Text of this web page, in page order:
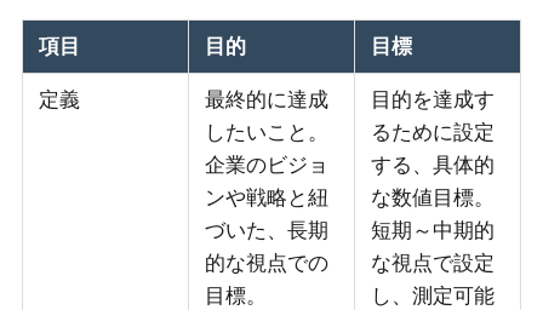
項目 目的 目標
定義
最終的に達成
したいこと。
企業のビジョ
ンや戦略と紐
づいた、長期
的な視点での
目標。
目的を達成す
るために設定
する、具体的
な数値目標。
短期～中期的
な視点で設定
し、測定可能